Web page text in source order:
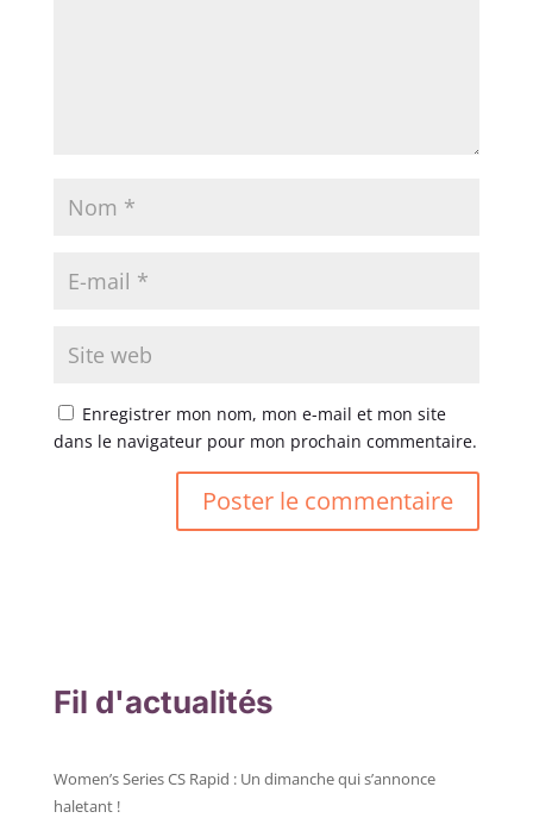
Enregistrer mon nom, mon e-mail et mon site
dans le navigateur pour mon prochain commentaire.
Fil d'actualités
Women’s Series CS Rapid : Un dimanche qui s’annonce
haletant !